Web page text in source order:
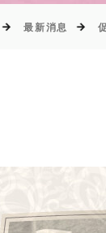
最新消息